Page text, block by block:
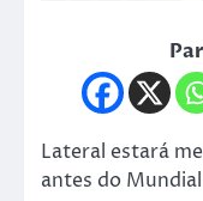
Lateral estará
antes do